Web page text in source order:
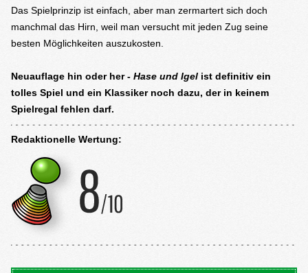
Das Spielprinzip ist einfach, aber man zermartert sich doch
manchmal das Hirn, weil man versucht mit jeden Zug seine
besten Möglichkeiten auszukosten.
Neuauflage hin oder her - Hase und Igel ist definitiv ein
tolles Spiel und ein Klassiker noch dazu, der in keinem
Spielregal fehlen darf.
Redaktionelle Wertung: